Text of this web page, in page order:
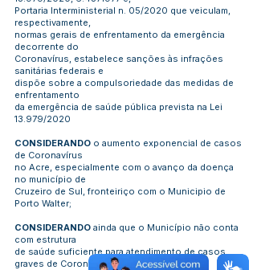
Portaria Interministerial n. 05/2020 que veiculam,
respectivamente,
normas gerais de enfrentamento da emergência
decorrente do
Coronavírus, estabelece sanções às infrações
sanitárias federais e
dispõe sobre a compulsoriedade das medidas de
enfrentamento
da emergência de saúde pública prevista na Lei
13.979/2020
CONSIDERANDO o aumento exponencial de casos
de Coronavírus
no Acre, especialmente com o avanço da doença
no município de
Cruzeiro de Sul, fronteiriço com o Municipio de
Porto Walter;
CONSIDERANDO ainda que o Município não conta
com estrutura
de saúde suficiente para atendimento de casos
graves de Coronavírus.